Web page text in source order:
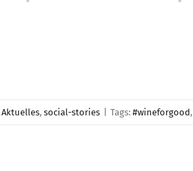
Aktuelles, social-stories Tags: #wineforgood,